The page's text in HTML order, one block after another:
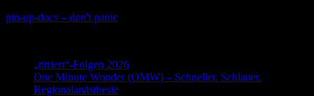
Skip
pin-up-docs – don't panic
„titriert“-Folgen 2026
One Minute Wonder (OMW) – Schneller. Schlauer.
Regionalanästhesie